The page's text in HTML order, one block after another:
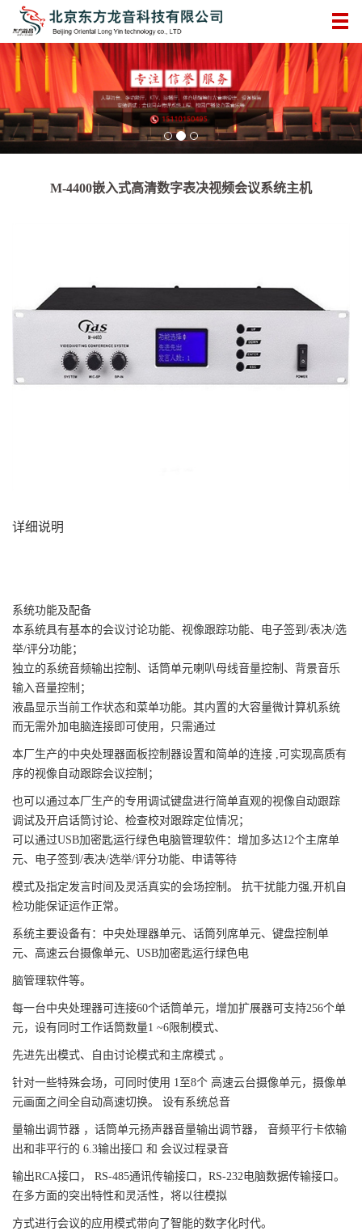
M-4400嵌入式高清数字表决视频会议系统主机
详细说明
系统功能及配备
本系统具有基本的会议讨论功能、视像跟踪功能、电子签到/表决/选
举/评分功能；
独立的系统音频输出控制、话筒单元喇叭母线音量控制、背景音乐
输入音量控制；
液晶显示当前工作状态和菜单功能。其内置的大容量微计算机系统
而无需外加电脑连接即可使用，只需通过
本厂生产的中央处理器面板控制器设置和简单的连接 ,可实现高质有
序的视像自动跟踪会议控制；
也可以通过本厂生产的专用调试键盘进行简单直观的视像自动跟踪
调试及开启话筒讨论、检查校对跟踪定位情况；
可以通过USB加密匙运行绿色电脑管理软件：增加多达12个主席单
元、电子签到/表决/选举/评分功能、申请等待
模式及指定发言时间及灵活真实的会场控制。 抗干扰能力强,开机自
检功能保证运作正常。
系统主要设备有：中央处理器单元、话筒列席单元、键盘控制单
元、高速云台摄像单元、USB加密匙运行绿色电
脑管理软件等。
每一台中央处理器可连接60个话筒单元，增加扩展器可支持256个单
元，设有同时工作话筒数量1 ~6限制模式、
先进先出模式、自由讨论模式和主席模式 。
针对一些特殊会场，可同时使用 1至8个 高速云台摄像单元，摄像单
元画面之间全自动高速切换。 设有系统总音
量输出调节器 ，话筒单元扬声器音量输出调节器， 音频平行卡侬输
出和非平行的 6.3输出接口 和 会议过程录音
输出RCA接口， RS-485通讯传输接口，RS-232电脑数据传输接口。
在多方面的突出特性和灵活性，将以往模拟
方式进行会议的应用模式带向了智能的数字化时代。